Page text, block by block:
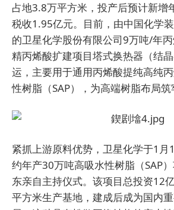
占地3.8万平方米，投产后预计新增
税收1.95亿元。目前，由中国化学
的卫星化学股份有限公司9万吨/年
精丙烯酸扩建项目塔式换热器（结
运，主要用于通用丙烯酸提纯高纯
性树脂（SAP），为高端树脂布局筑
紧抓上游原料优势，卫星化学于1月
约年产30万吨高吸水性树脂（SAP
东亲自主持仪式。该项目总投资12
平方米生产基地，建成后成为国内